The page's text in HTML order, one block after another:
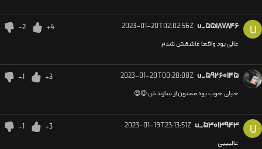
U u_۵۵۱۸۷۸۴۶ 2023-01-20T02:02:56Z
+4
-2
عالی بود واقعا عاشقش شدم
u_۵۹۲۶۰۱۴۵ 2023-01-20T00:20:08Z
+3
-1
خیلی خوب بود ممنون از سازندش 😍😍
U u_۵۳۰۱۳۹۴۳ 2023-01-19T23:13:51Z
+3
-1
عالیییی